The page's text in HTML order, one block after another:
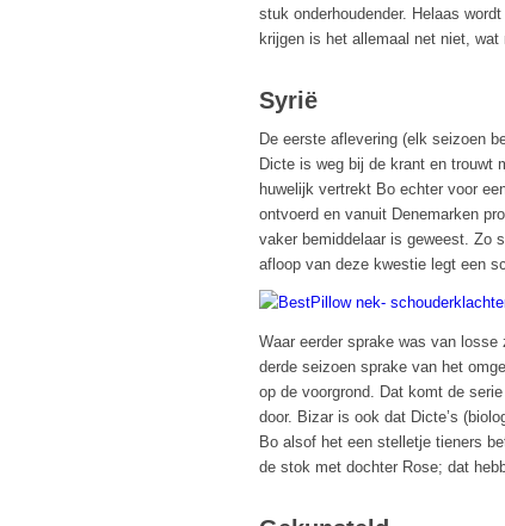
stuk onderhoudender. Helaas
krijgen is het allemaal net niet, wat
Syrië
De eerste aflevering (elk seizoen
Dicte is weg bij de krant en trouwt
huwelijk vertrekt Bo echter voor
ontvoerd en vanuit Denemarken
vaker bemiddelaar is geweest. Zo
afloop van deze kwestie legt een
Waar eerder sprake was van
derde seizoen sprake van het
op de voorgrond. Dat komt de
door. Bizar is ook dat Dicte’s
Bo alsof het een stelletje tieners
de stok met dochter Rose; dat